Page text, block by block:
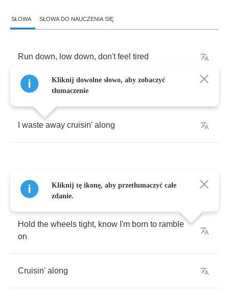
SŁOWA SŁOWA DO NAUCZENIA SIĘ
Run down, low down, don't feel tired
Take no orders,don't
waste away cruisin' along
* fighting blizzards,ragin' storms
Hold the wheels tight, know I'm born to ramble
on
Cruisin' along
Kliknij dowolne słowo, aby zobaczyć
tłumaczenie
Kliknij tę ikonę, aby przetłumaczyć całe
zdanie.